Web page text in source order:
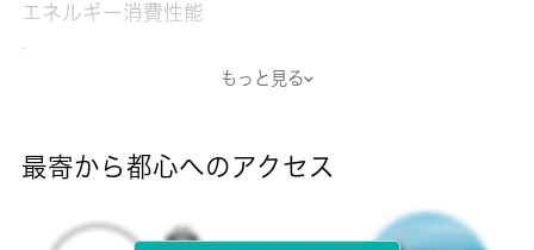
エネルギー消費性能
-
もっと見る
最寄から都心へのアクセス